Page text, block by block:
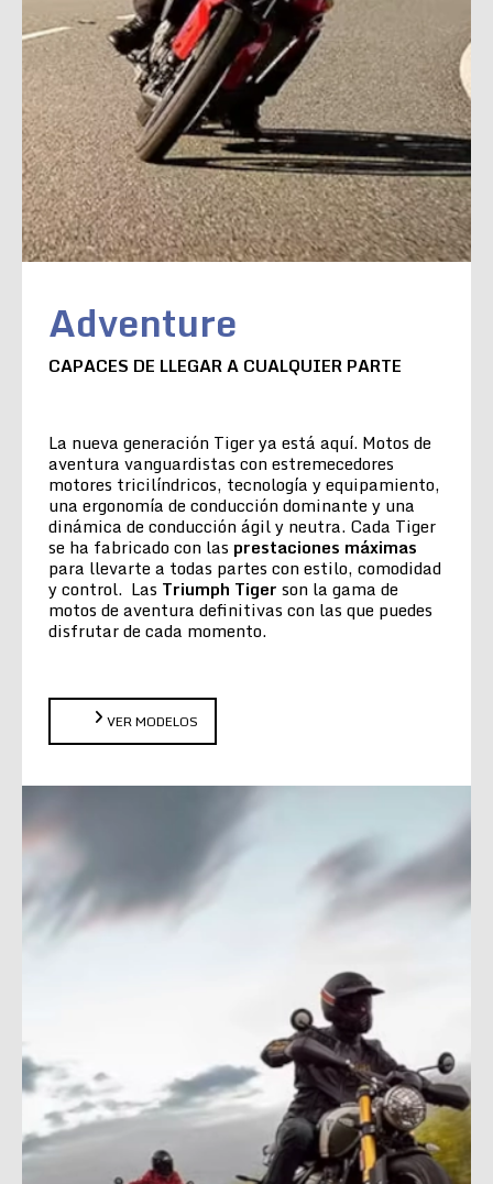
Adventure
CAPACES DE LLEGAR A CUALQUIER PARTE
La nueva generación Tiger ya está aquí. Motos de
aventura vanguardistas con estremecedores
motores tricilíndricos, tecnología y equipamiento,
una ergonomía de conducción dominante y una
dinámica de conducción ágil y neutra. Cada Tiger
se ha fabricado con las prestaciones máximas
para llevarte a todas partes con estilo, comodidad
y control. Las Triumph Tiger son la gama de
motos de aventura definitivas con las que puedes
disfrutar de cada momento.
VER MODELOS